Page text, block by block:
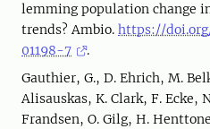
lemming population change
trends? Ambio. https://
01198-7
.
Gauthier, G., D. Ehrich, M.
Alisauskas, K. Clark, F. Ecke,
Frandsen, O. Gilg, H.